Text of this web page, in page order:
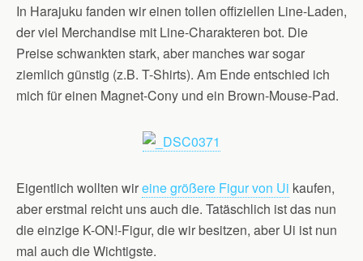
In Harajuku fanden wir einen tollen offiziellen Line-Laden,
der viel Merchandise mit Line-Charakteren bot. Die
Preise schwankten stark, aber manches war sogar
ziemlich günstig (z.B. T-Shirts). Am Ende entschied ich
mich für einen Magnet-Cony und ein Brown-Mouse-Pad.
Eigentlich wollten wireine größere Figur von Ui kaufen,
aber erstmal reicht uns auch die. Tatäschlich ist das nun
die einzige K-ON!-Figur, die wir besitzen, aber Ui ist nun
mal auch die Wichtigste.